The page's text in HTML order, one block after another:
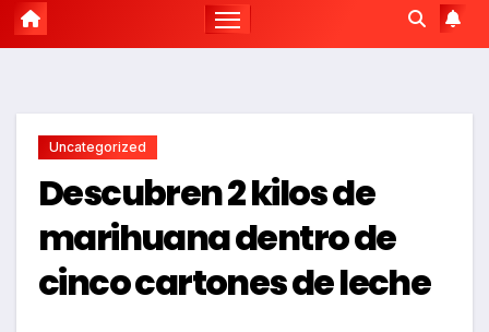
Uncategorized
Descubren 2 kilos de
marihuana dentro de
cinco cartones de leche